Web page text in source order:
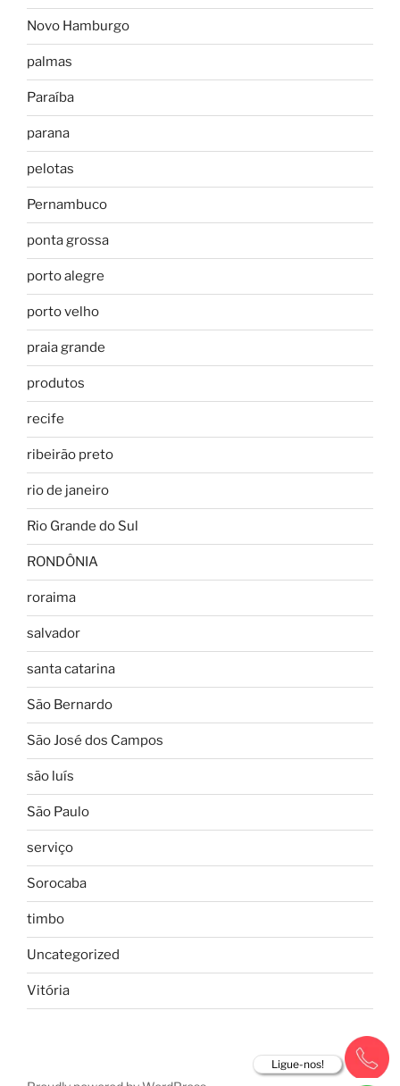
Ligue-nos!
Novo Hamburgo
palmas
Paraíba
parana
pelotas
Pernambuco
ponta grossa
porto alegre
porto velho
praia grande
produtos
recife
ribeirão preto
rio de janeiro
Rio Grande do Sul
RONDÔNIA
roraima
salvador
santa catarina
São Bernardo
São José dos Campos
são luís
São Paulo
serviço
Sorocaba
timbo
Uncategorized
Vitória